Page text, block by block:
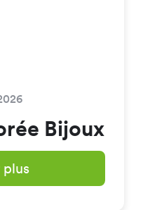
Bijoux
plus